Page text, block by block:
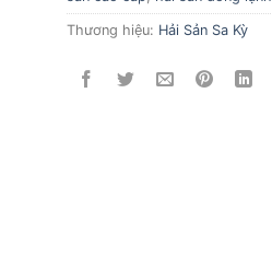
Thương hiệu: Hải Sản Sa Kỳ